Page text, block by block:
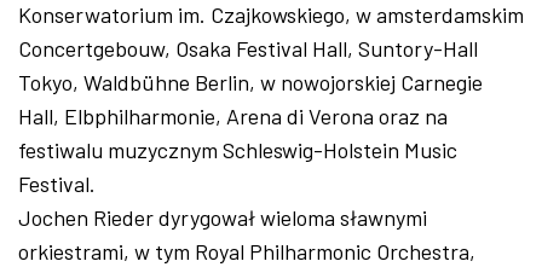
Konserwatorium im. Czajkowskiego, w amsterdamskim
Concertgebouw, Osaka Festival Hall, Suntory-Hall
Tokyo, Waldbühne Berlin, w nowojorskiej Carnegie
Hall, Elbphilharmonie, Arena di Verona oraz na
festiwalu muzycznym Schleswig-Holstein Music
Festival.
Jochen Rieder dyrygował wieloma sławnymi
orkiestrami, w tym Royal Philharmonic Orchestra,